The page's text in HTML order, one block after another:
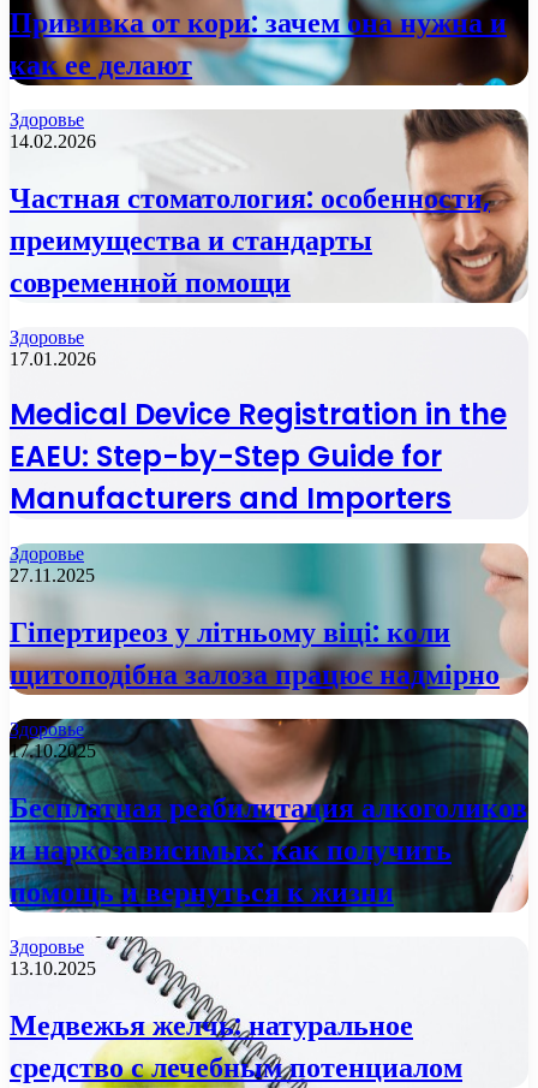
Прививка от кори: зачем она нужна и
как ее делают
Здоровье
14.02.2026
Частная стоматология: особенности,
преимущества и стандарты
современной помощи
Здоровье
17.01.2026
Medical Device Registration in the
EAEU: Step-by-Step Guide for
Manufacturers and Importers
Здоровье
27.11.2025
Гіпертиреоз у літньому віці: коли
щитоподібна залоза працює надмірно
Здоровье
17.10.2025
Бесплатная реабилитация алкоголиков
и наркозависимых: как получить
помощь и вернуться к жизни
Здоровье
13.10.2025
Медвежья желчь: натуральное
средство с лечебным потенциалом